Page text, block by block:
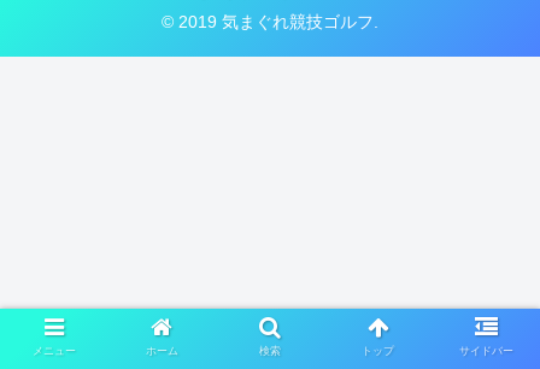
© 2019 気まぐれ競技ゴルフ.
メニュー ホーム 検索 トップ サイドバー